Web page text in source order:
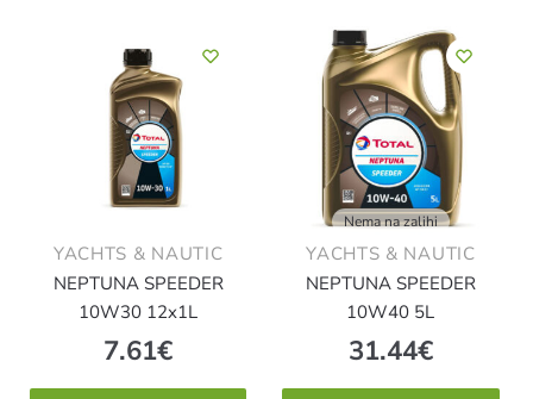
YACHTS & NAUTIC
NEPTUNA SPEEDER
10W30 12x1L
7.61€
Nema na zalihi
YACHTS & NAUTIC
NEPTUNA SPEEDER
10W40 5L
31.44€